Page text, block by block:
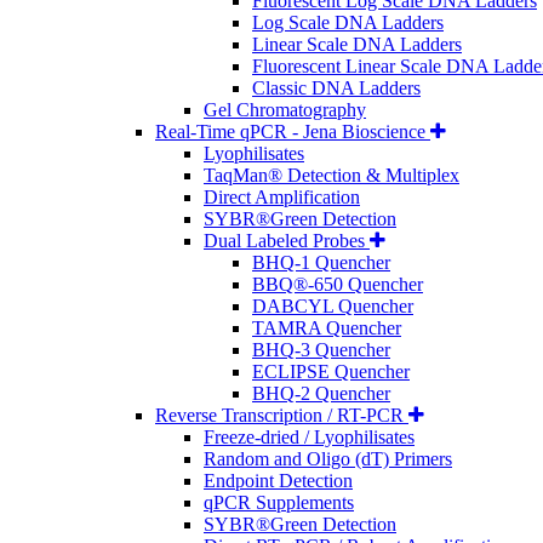
Log Scale DNA Ladders
Linear Scale DNA Ladders
Fluorescent Linear Scale DNA
Classic DNA Ladders
Gel Chromatography
Real-Time qPCR - Jena Bioscience
Lyophilisates
TaqMan® Detection & Multiplex
Direct Amplification
SYBR®Green Detection
Dual Labeled Probes
BHQ-1 Quencher
BBQ®-650 Quencher
DABCYL Quencher
TAMRA Quencher
BHQ-3 Quencher
ECLIPSE Quencher
BHQ-2 Quencher
Reverse Transcription / RT-PCR
Freeze-dried / Lyophilisates
Random and Oligo (dT) Primers
Endpoint Detection
qPCR Supplements
SYBR®Green Detection